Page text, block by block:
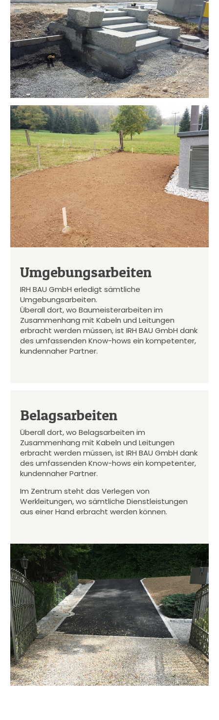
Umgebungsarbeiten
IRH BAU GmbH erledigt sämtliche
Umgebungsarbeiten.
Überall dort, wo Baumeisterarbeiten im
Zusammenhang mit Kabeln und Leitungen
erbracht werden müssen, ist IRH BAU GmbH dank
des umfassenden Know-hows ein kompetenter,
kundennaher Partner.
Belagsarbeiten
Überall dort, wo Belagsarbeiten im
Zusammenhang mit Kabeln und Leitungen
erbracht werden müssen, ist IRH BAU GmbH dank
des umfassenden Know-hows ein kompetenter,
kundennaher Partner.
Im Zentrum steht das Verlegen von
Werkleitungen, wo sämtliche Dienstleistungen
aus einer Hand erbracht werden können.